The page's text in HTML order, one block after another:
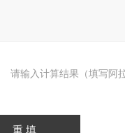
请输入计算结果（填写阿